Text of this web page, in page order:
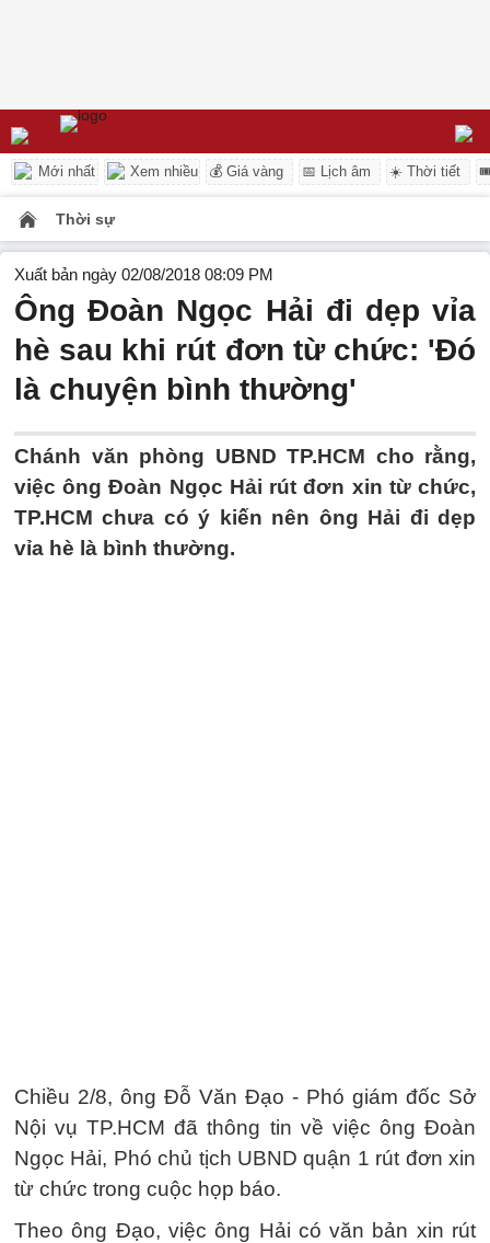
Mới nhất Xem nhiều 💰 Giá vàng 📅 Lịch âm ☀️ Thời tiết
Thời sự
Xuất bản ngày 02/08/2018 08:09 PM
Ông Đoàn Ngọc Hải đi dẹp vỉa
hè sau khi rút đơn từ chức: 'Đó
là chuyện bình thường'
Chánh văn phòng UBND TP.HCM cho rằng,
việc ông Đoàn Ngọc Hải rút đơn xin từ chức,
TP.HCM chưa có ý kiến nên ông Hải đi dẹp
vỉa hè là bình thường.
Chiều 2/8, ông Đỗ Văn Đạo - Phó giám đốc Sở
Nội vụ TP.HCM đã thông tin về việc ông Đoàn
Ngọc Hải, Phó chủ tịch UBND quận 1 rút đơn xin
từ chức trong cuộc họp báo.
Theo ông Đạo, việc ông Hải có văn bản xin rút